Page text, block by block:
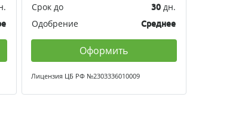
Срок до
30дн.
Одобрение
Среднее
Оформить
Лицензия ЦБ РФ №2303336010009